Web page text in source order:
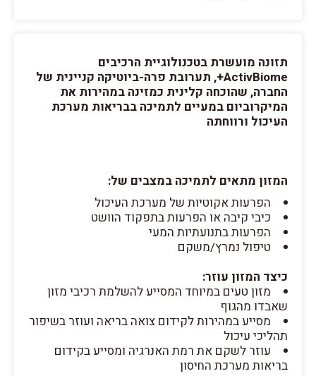
תזונה מועשרת בטכנולוגיית הרכיבים
ActivBiome+, תערובת פרה-ביוטיקה קניינית של
החברה, שהוכחה קלינית כמזינה במהירות את
המיקרוביום במעיים לתמיכה בבריאות מערכת
העיכול ורווחתה
המזון מתאים לתמיכה במצבים של:
הפרעות אקוטיות של מערכת העיכול
כיבי קיבה או הפרעות בתפקוד הוושט
הפרעות בתנועתיות המעי
טיפול נמרץ/משקם
כיצד המזון עוזר:
מזון טעים במיוחד המסייע להשלמת רכיבי מזון
שאבדו מהגוף
מסייע במהירות לקידום צואה בריאה ועוזר בשיפור
תהליכי עיכול
עוזר לשקם את רמת האנרגיה ומסייע בקידום
בריאות מערכת החיסון